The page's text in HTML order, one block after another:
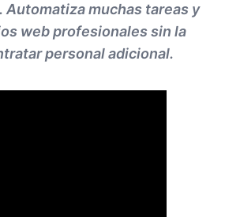
Automatiza muchas tareas y
web profesionales sin la
personal adicional.